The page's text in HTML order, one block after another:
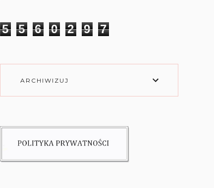
5 5 6 0 2 9 7
ARCHIWIZUJ